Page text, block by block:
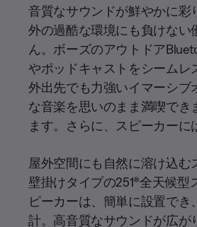
音質なサウンドが鮮やかに
外の過酷な環境にも負けな
ん。ボーズのアウトドア
やポッドキャストをシームレ
外出先でも力強いイマーシブ
な音楽を思いのまま満喫で
ます。さらに、スピーカーに
屋外空間にも自然に溶け込む
壁掛けタイプの251®全天候
ピーカーは、簡単に設置で
計。高音質なサウンドが広が